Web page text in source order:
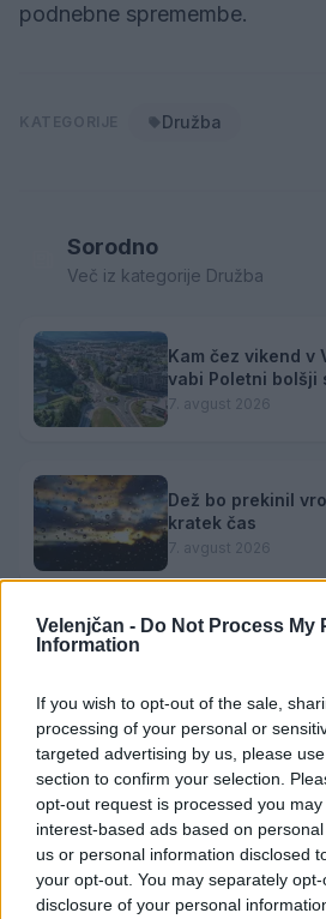
Velenjčan - Do Not Process My
Information
If you wish to opt-out of the sale,
processing of your personal or
targeted advertising by us, please
section to confirm your selection.
opt-out request is processed you
interest-based ads based on
us or personal information disclosed
your opt-out. You may separately
disclosure of your personal
podnebne spremembe.
Družba
Sorodno
Več iz kategorije Družba
Kam čez vikend v
vabi Poletni bolšji
7. avgust 2026
Dež bo prekinil
kratek čas
7. avgust 2026
Danes bo na
nastopila skupina
7. avgust 2026